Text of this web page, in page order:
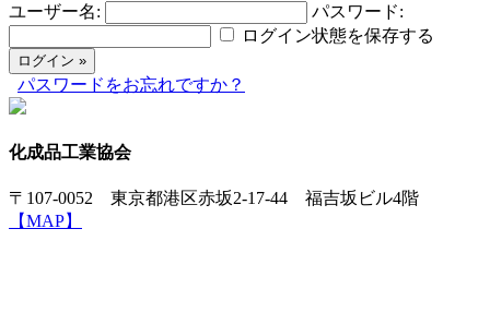
ユーザー名:
パスワード:
ログイン状態を保存する
パスワードをお忘れですか？
化成品工業協会
〒107-0052 東京都港区赤坂2-17-44 福吉坂ビル4階
【MAP】